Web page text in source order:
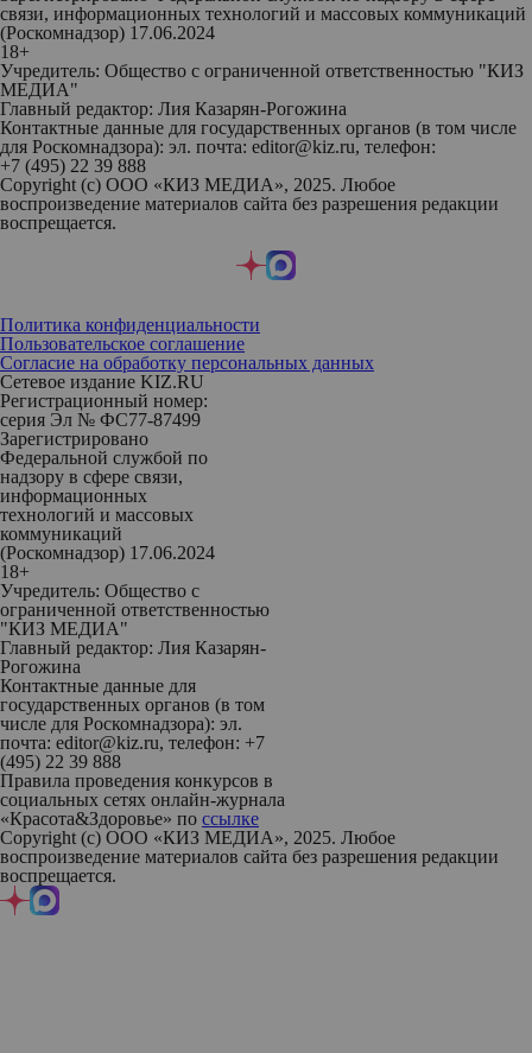
связи, информационных технологий и массовых коммуникаций
(Роскомнадзор) 17.06.2024
18+
Учредитель: Общество с ограниченной ответственностью "КИЗ
МЕДИА"
Главный редактор: Лия Казарян-Рогожина
Контактные данные для государственных органов (в том числе
для Роскомнадзора): эл. почта: editor@kiz.ru, телефон:
+7 (495) 22 39 888
Copyright (с) ООО «КИЗ МЕДИА», 2025. Любое
воспроизведение материалов сайта без разрешения редакции
воспрещается.
Политика конфиденциальности
Пользовательское соглашение
Согласие на обработку персональных данных
Сетевое издание KIZ.RU
Регистрационный номер:
серия Эл № ФС77-87499
Зарегистрировано
Федеральной службой по
надзору в сфере связи,
информационных
технологий и массовых
коммуникаций
(Роскомнадзор) 17.06.2024
18+
Учредитель: Общество с
ограниченной ответственностью
"КИЗ МЕДИА"
Главный редактор: Лия Казарян-
Рогожина
Контактные данные для
государственных органов (в том
числе для Роскомнадзора): эл.
почта: editor@kiz.ru, телефон: +7
(495) 22 39 888
Правила проведения конкурсов в
социальных сетях онлайн-журнала
«Красота&Здоровье» по ссылке
Copyright (с) ООО «КИЗ МЕДИА», 2025. Любое
воспроизведение материалов сайта без разрешения редакции
воспрещается.